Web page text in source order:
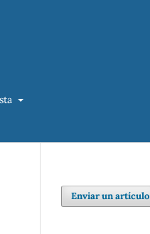
Enviar un artículo